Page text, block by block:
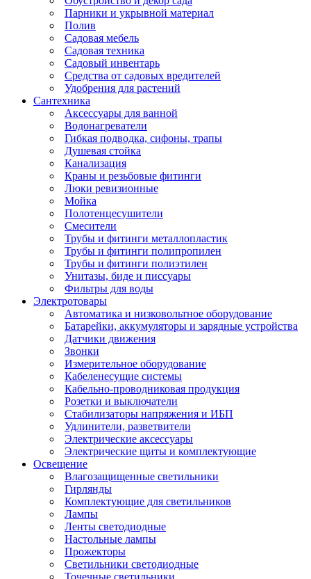
Парники и укрывной материал
Полив
Садовая мебель
Садовая техника
Садовый инвентарь
Средства от садовых вредителей
Удобрения для растений
Сантехника
Аксессуары для ванной
Водонагреватели
Гибкая подводка, сифоны, трапы
Душевая стойка
Канализация
Краны и резьбовые фитинги
Люки ревизионные
Мойка
Полотенцесушители
Смесители
Трубы и фитинги металлопластик
Трубы и фитинги полипропилен
Трубы и фитинги полиэтилен
Унитазы, биде и писсуары
Фильтры для воды
Электротовары
Автоматика и низковольтное оборудование
Батарейки, аккумуляторы и зарядные устройства
Датчики движения
Звонки
Измерительное оборудование
Кабеленесущие системы
Кабельно-проводниковая продукция
Розетки и выключатели
Стабилизаторы напряжения и ИБП
Удлинители, разветвители
Электрические аксессуары
Электрические щиты и комплектующие
Освещение
Влагозащищенные светильники
Гирлянды
Комплектующие для светильников
Лампы
Ленты светодиодные
Настольные лампы
Прожекторы
Светильники светодиодные
Точечные светильники